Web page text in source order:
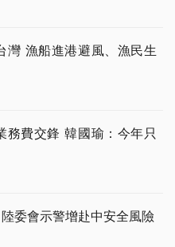
灣 漁船進港避風、漁民生
務費交鋒 韓國瑜：今年只
委會示警增赴中安全風險